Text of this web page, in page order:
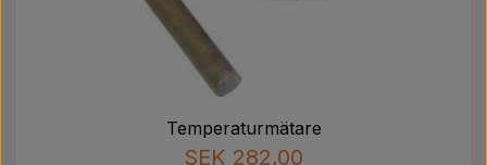
Temperaturmätare
SEK 282,00